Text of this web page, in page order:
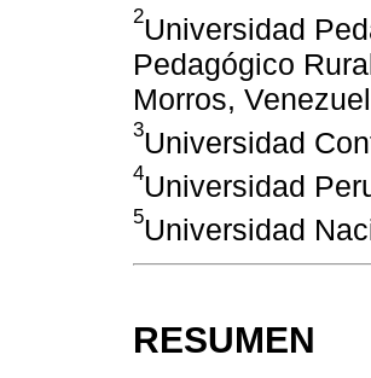
2Universidad
Pedagógico
Morros,
3Universidad
4Universidad
5Universidad
RESUMEN